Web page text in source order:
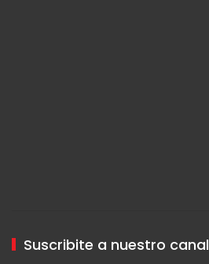
Suscribite a nuestro canal